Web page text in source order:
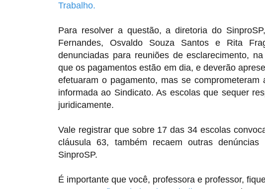
Trabalho.
Para resolver a questão, a diretoria do
Fernandes, Osvaldo Souza Santos e Rita
denunciadas para reuniões de esclarecimento,
que os pagamentos estão em dia, e deverão
efetuaram o pagamento, mas se
informada ao Sindicato. As escolas que sequer
juridicamente.
Vale registrar que sobre 17 das 34 escolas
cláusula 63, também recaem outras
SinproSP.
É importante que você, professora e professor,